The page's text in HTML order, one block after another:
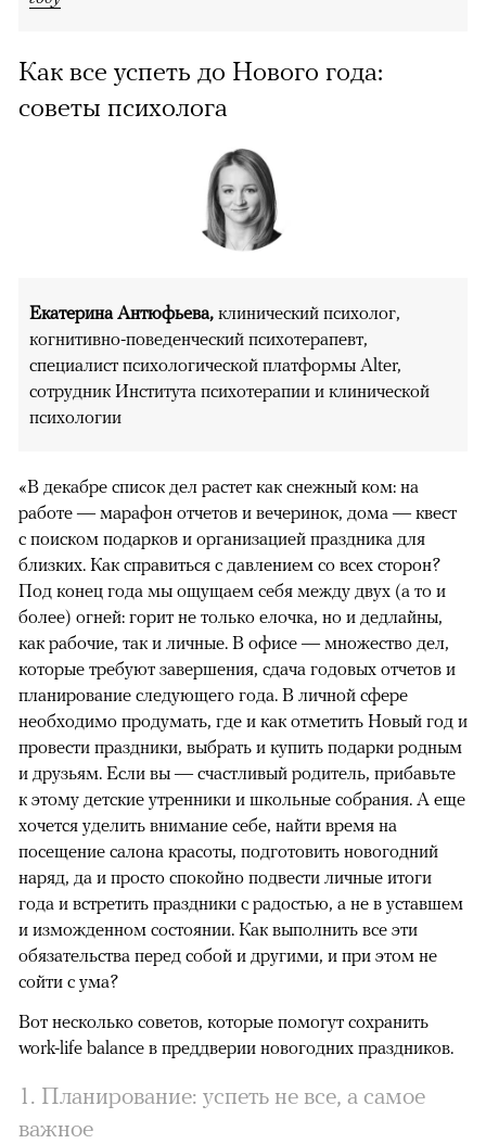
Как все успеть до Нового года:
советы психолога
Екатерина Антюфьева, клинический психолог,
когнитивно-поведенческий психотерапевт,
специалист психологической платформы Alter,
сотрудник Института психотерапии и клинической
психологии
«В декабре список дел растет как снежный ком: на
работе — марафон отчетов и вечеринок, дома — квест
с поиском подарков и организацией праздника для
близких. Как справиться с давлением со всех сторон?
Под конец года мы ощущаем себя между двух (а то и
более) огней: горит не только елочка, но и дедлайны,
как рабочие, так и личные. В офисе — множество дел,
которые требуют завершения, сдача годовых отчетов и
планирование следующего года. В личной сфере
необходимо продумать, где и как отметить Новый год и
провести праздники, выбрать и купить подарки родным
и друзьям. Если вы — счастливый родитель, прибавьте
к этому детские утренники и школьные собрания. А еще
хочется уделить внимание себе, найти время на
посещение салона красоты, подготовить новогодний
наряд, да и просто спокойно подвести личные итоги
года и встретить праздники с радостью, а не в уставшем
и изможденном состоянии. Как выполнить все эти
обязательства перед собой и другими, и при этом не
сойти с ума?
Вот несколько советов, которые помогут сохранить
work-life balance в преддверии новогодних праздников.
1. Планирование: успеть не все, а самое
важное